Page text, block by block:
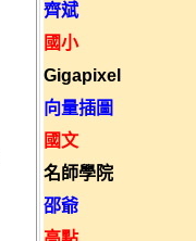
齊斌
國小
Gigapixel
向量插圖
國文
名師學院
邵爺